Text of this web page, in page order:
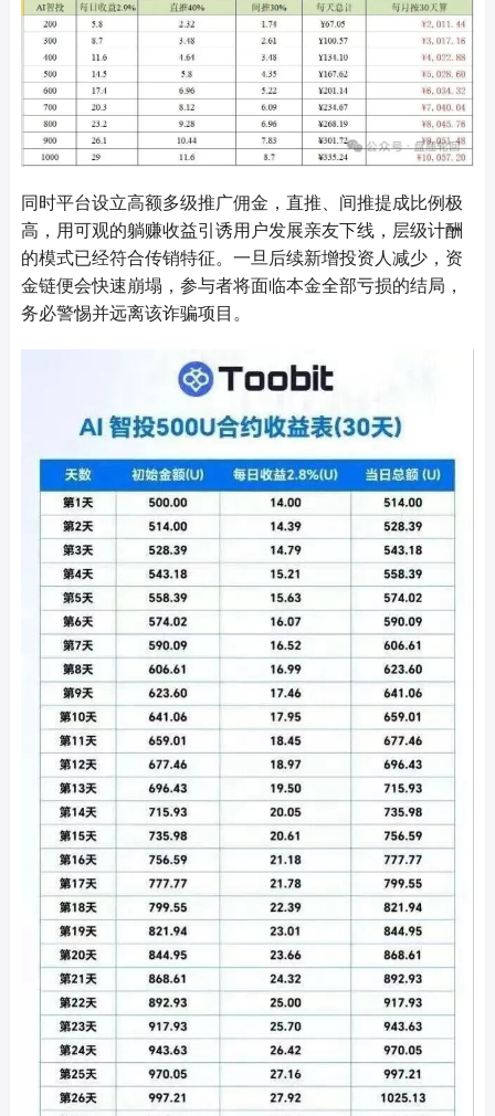
同时平台设立高额多级推广佣金，直推、间推提成比例极
高，用可观的躺赚收益引诱用户发展亲友下线，层级计酬
的模式已经符合传销特征。一旦后续新增投资人减少，资
金链便会快速崩塌，参与者将面临本金全部亏损的结局，
务必警惕并远离该诈骗项目。